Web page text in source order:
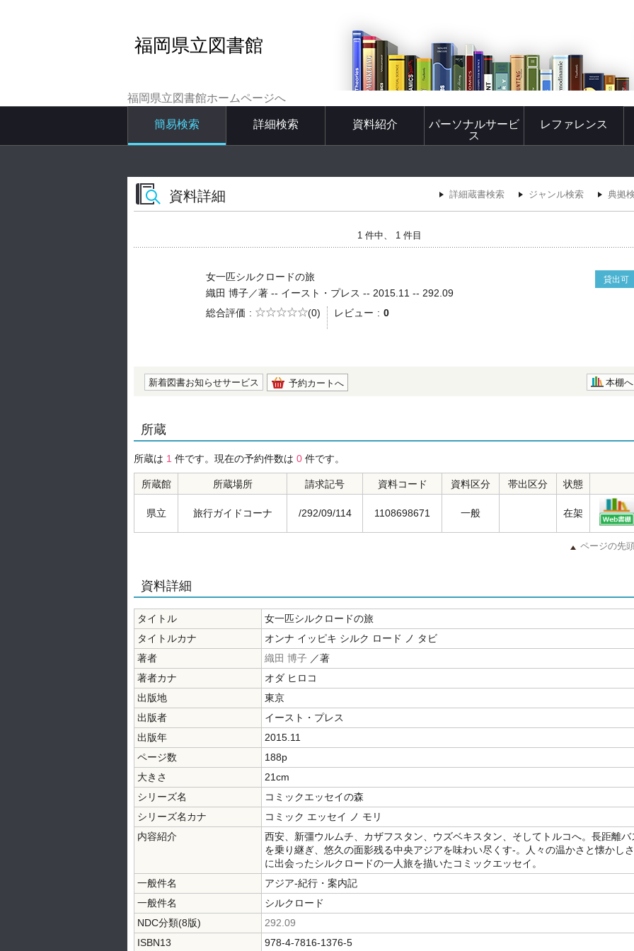
福岡県立図書館
福岡県立図書館ホームページへ
簡易検索 詳細検索 資料紹介
パーソナルサービ
ス
レファレンス
資料詳細 詳細蔵書検索 ジャンル検索 典拠
1 件中、 1 件目
女一匹シルクロードの旅 貸出可
織田 博子／著 -- イースト・プレス -- 2015.11 -- 292.09
総合評価
5段階評価
(0) レビュー 0
新着図書お知らせサービス 予約カートへ 本棚へ
所蔵
所蔵は 1 件です。現在の予約件数は 0 件です。
所蔵館 所蔵場所 請求記号 資料コード 資料区分 帯出区分 状態
県立 旅行ガイドコーナ /292/09/114 1108698671 一般 在架
ページの先
資料詳細
タイトル
女一匹シルクロードの旅
タイトルカナ
オンナ イッピキ シルク ロード ノ タビ
著者
織田 博子 ／著
著者カナ
オダ ヒロコ
出版地
東京
出版者
イースト・プレス
出版年
2015.11
ページ数
188p
大きさ
21cm
シリーズ名
コミックエッセイの森
シリーズ名カナ
コミック エッセイ ノ モリ
内容紹介
西安、新彊ウルムチ、カザフスタン、ウズベキスタン、そしてトルコへ。長距離バ
を乗り継ぎ、悠久の面影残る中央アジアを味わい尽くす-。人々の温かさと懐かしさ
に出会ったシルクロードの一人旅を描いたコミックエッセイ。
一般件名
アジア-紀行・案内記
一般件名
シルクロード
NDC分類(8版)
292.09
ISBN13
978-4-7816-1376-5